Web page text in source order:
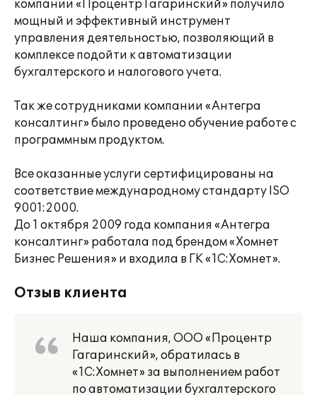
компании «Процентр Гагаринский» получило
мощный и эффективный инструмент
управления деятельностью, позволяющий в
комплексе подойти к автоматизации
бухгалтерского и налогового учета.
Так же сотрудниками компании «Антегра
консалтинг» было проведено обучение работе с
программным продуктом.
Все оказанные услуги сертифицированы на
соответствие международному стандарту ISO
9001:2000.
До 1 октября 2009 года компания «Антегра
консалтинг» работала под брендом «Хомнет
Бизнес Решения» и входила в ГК «1С:Хомнет».
Отзыв клиента
Наша компания, ООО «Процентр
Гагаринский», обратилась в
«1С:Хомнет» за выполнением работ
по автоматизации бухгалтерского